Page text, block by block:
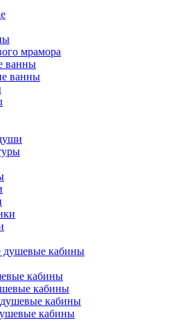
мрамора
ванны
ванны
кабины
кабины
кабины
кабины
кабины